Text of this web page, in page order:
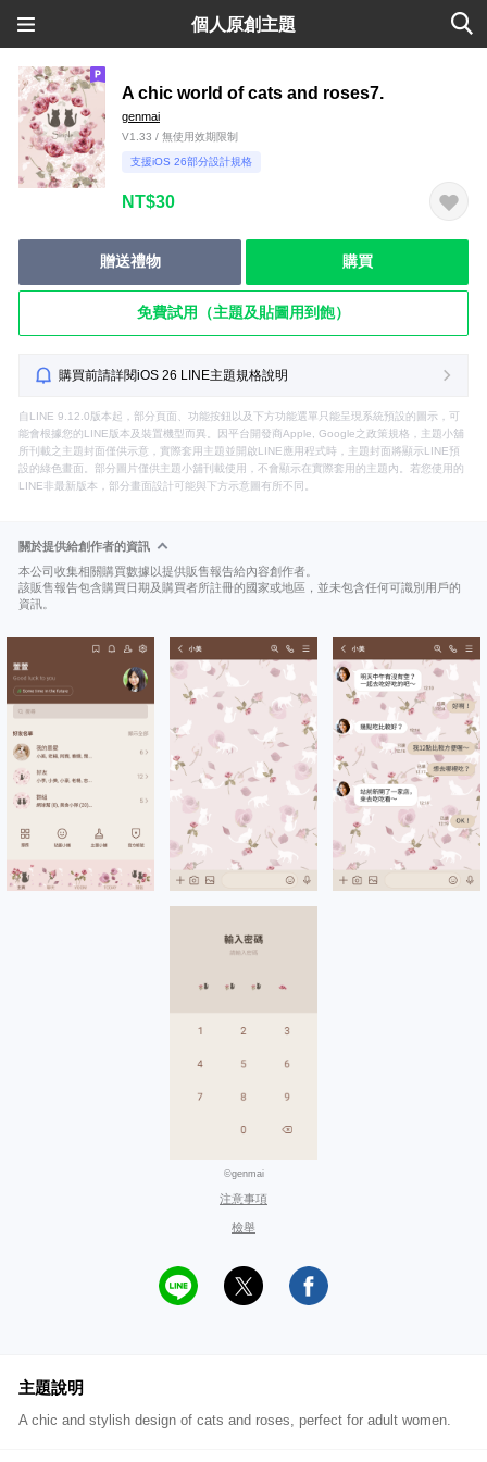
個人原創主題
A chic world of cats and roses7.
genmai
V1.33 / 無使用效期限制
支援iOS 26部分設計規格
NT$30
贈送禮物 購買
免費試用（主題及貼圖用到飽）
購買前請詳閱iOS 26 LINE主題規格說明
自LINE 9.12.0版本起，部分頁面、功能按鈕以及下方功能選單只能呈現系統預設的圖示，可
能會根據您的LINE版本及裝置機型而異。因平台開發商Apple, Google之政策規格，主題小舖
所刊載之主題封面僅供示意，實際套用主題並開啟LINE應用程式時，主題封面將顯示LINE預
設的綠色畫面。部分圖片僅供主題小舖刊載使用，不會顯示在實際套用的主題內。若您使用的
LINE非最新版本，部分畫面設計可能與下方示意圖有所不同。
關於提供給創作者的資訊
本公司收集相關購買數據以提供販售報告給內容創作者。
該販售報告包含購買日期及購買者所註冊的國家或地區，並未包含任何可識別用戶的
資訊。
©genmai
注意事項
檢舉
主題說明
A chic and stylish design of cats and roses, perfect for adult women.